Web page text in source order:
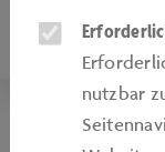
FSJ in der
nutzbar